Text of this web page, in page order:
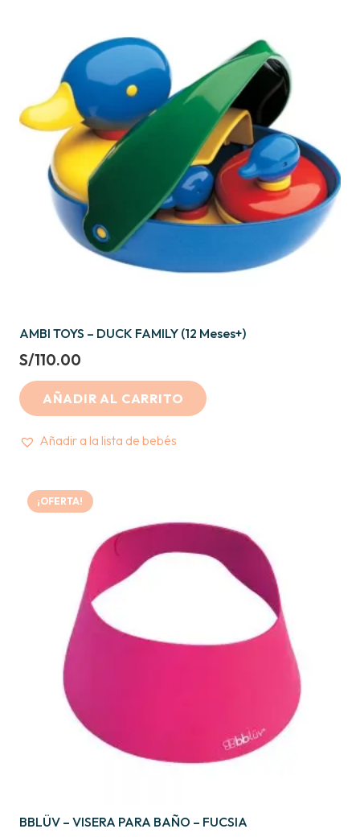
AMBI TOYS – DUCK FAMILY (12 Meses+)
S/110.00
AÑADIR AL CARRITO
Añadir a la lista de bebés
¡OFERTA!
BBLÜV – VISERA PARA BAÑO – FUCSIA